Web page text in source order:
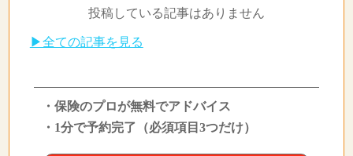
投稿している記事はありません
▶全ての記事を見る
・保険のプロが無料でアドバイス
・1分で予約完了（必須項目3つだけ）